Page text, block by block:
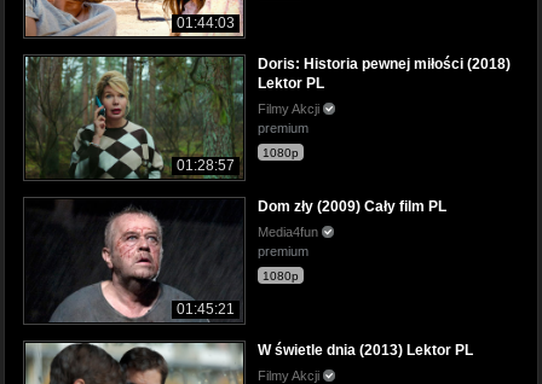
01:44:03
01:28:57
Doris: Historia pewnej miłości (2018)
Lektor PL
Filmy Akcji
premium
1080p
01:45:21
Dom zły (2009) Cały film PL
Media4fun
premium
1080p
W świetle dnia (2013) Lektor PL
Filmy Akcji